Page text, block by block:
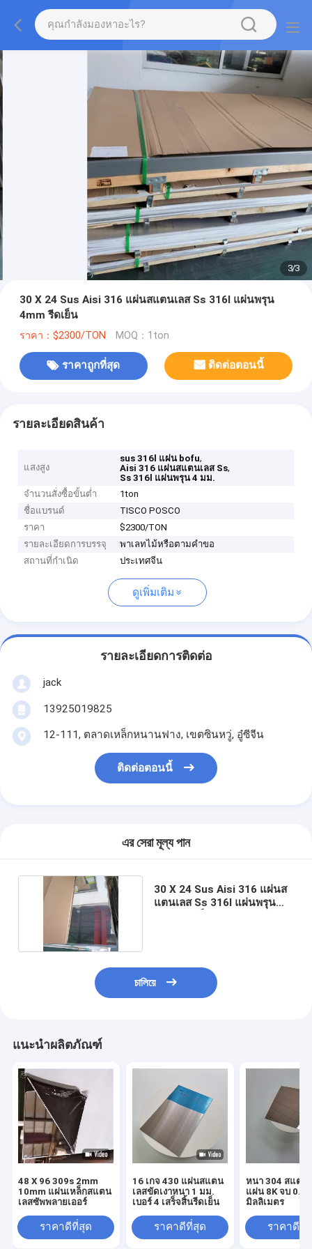
3/3
30 X 24 Sus Aisi 316 แผ่นสแตนเลส Ss 316l แผ่นพรุน
4mm รีดเย็น
ราคา：$2300/TON MOQ：1ton
ราคาถูกที่สุด ติดต่อตอนนี้
รายละเอียดสินค้า
แสงสูง
sus 316l แผ่น bofu,
Aisi 316 แผ่นสแตนเลส Ss,
Ss 316l แผ่นพรุน 4 มม.
จำนวนสั่งซื้อขั้นต่ำ
1ton
ชื่อแบรนด์
TISCO POSCO
ราคา
$2300/TON
รายละเอียดการบรรจุ
พาเลทไม้หรือตามคำขอ
สถานที่กำเนิด
ประเทศจีน
ดูเพิ่มเติม
รายละเอียดการติดต่อ
jack
13925019825
12-111, ตลาดเหล็กหนานฟาง, เขตซินหวู่, อู๋ซีจีน
ติดต่อตอนนี้
এর সেরা মূল্য পান
30 X 24 Sus Aisi 316 แผ่นส
แตนเลส Ss 316l แผ่นพรุน
চালিয়ে
แนะนำผลิตภัณฑ์
48 X 96 309s 2mm
10mm แผ่นเหล็กสแตน
เลสซัพพลายเออร์
ราคาดีที่สุด
16 เกจ 430 แผ่นสแตน
เลสขัดเงาหนา 1 มม.
เบอร์ 4 เสร็จสิ้นรีดเย็น
ราคาดีที่สุด
หนา 304 สแตน
แผ่น 8K จบ 0.3
มิลลิเมตร
ราคาดีที่